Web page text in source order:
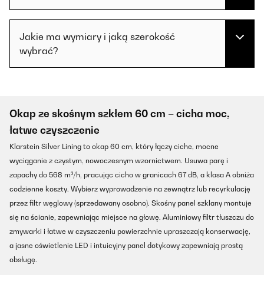
Jakie ma wymiary i jaką szerokość
wybrać?
Okap ze skośnym szkłem 60 cm – cicha moc,
łatwe czyszczenie
Klarstein Silver Lining to okap 60 cm, który łączy ciche, mocne
wyciąganie z czystym, nowoczesnym wzornictwem. Usuwa parę i
zapachy do 568 m³/h, pracując cicho w granicach 67 dB, a klasa A obniża
codzienne koszty. Wybierz wyprowadzenie na zewnątrz lub recyrkulację
przez filtr węglowy (sprzedawany osobno). Skośny panel szklany montuje
się na ścianie, zapewniając miejsce na głowę. Aluminiowy filtr tłuszczu do
zmywarki i łatwe w czyszczeniu powierzchnie upraszczają konserwację,
a jasne oświetlenie LED i intuicyjny panel dotykowy zapewniają prostą
obsługę.